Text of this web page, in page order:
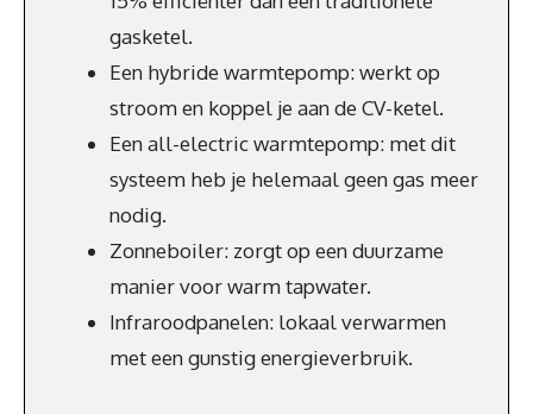
gasketel.
Een hybride warmtepomp: werkt op
stroom en koppel je aan de CV-ketel.
Een all-electric warmtepomp: met dit
systeem heb je helemaal geen gas meer
nodig.
Zonneboiler: zorgt op een duurzame
manier voor warm tapwater.
Infraroodpanelen: lokaal verwarmen
met een gunstig energieverbruik.